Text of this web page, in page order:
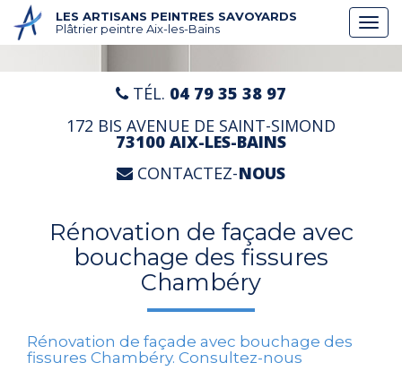
Aller
au
contenu
LES ARTISANS PEINTRES SAVOYARDS
Plâtrier peintre Aix-les-Bains
TÉL. 04 79 35 38 97
172 BIS AVENUE DE SAINT-SIMOND
73100 AIX-LES-BAINS
CONTACTEZ-NOUS
Rénovation de façade avec
bouchage des fissures
Chambéry
Rénovation de façade avec bouchage des
fissures Chambéry. Consultez-nous